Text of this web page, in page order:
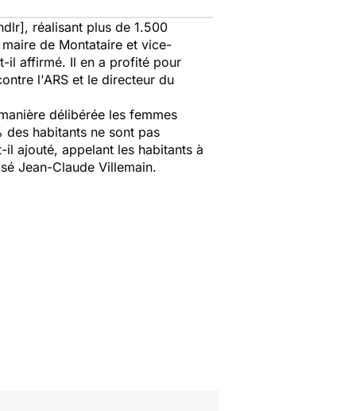
réalisant plus de 1.500
de Montataire et vice-
il affirmé. Il en a profité pour
l'ARS et le directeur du
délibérée les femmes
des habitants ne sont pas
il ajouté, appelant les habitants à
Jean-Claude Villemain.